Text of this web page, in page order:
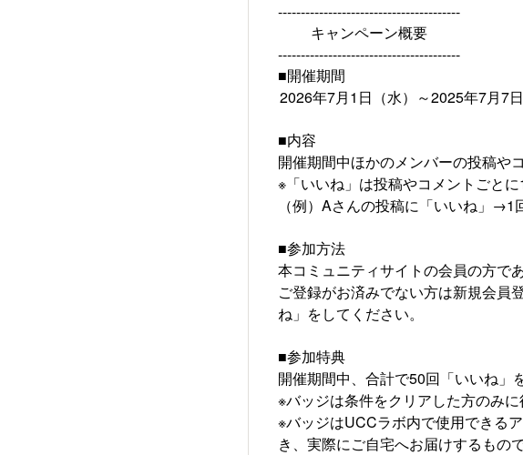
----------------------------------------
キャンペーン概要
----------------------------------------
■開催期間
2026年7月1日（水）～2025年7月7
■内容
開催期間中ほかのメンバーの投稿や
※「いいね」は投稿やコメントごとに
（例）Aさんの投稿に「いいね」
■参加方法
本コミュニティサイトの会員の方で
ご登録がお済みでない方は新規会員
ね」をしてください。
■参加特典
開催期間中、合計で50回「いいね」
※バッジは条件をクリアした方のみに
※バッジはUCCラボ内で使用できる
き、実際にご自宅へお届けするもの